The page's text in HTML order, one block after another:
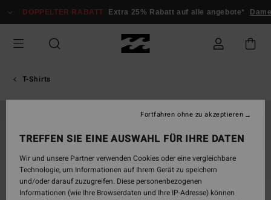
zur
springen
DOPPELTER RABATT Extra 25% Rabatt auf alle angebote* Damen
T-Shirts
TREFFEN SIE EINE AUSWAHL FÜR IHRE DATEN
Wir und unsere Partner verwenden Cookies oder eine vergleichbare
Technologie, um Informationen auf Ihrem Gerät zu speichern
und/oder darauf zuzugreifen. Diese personenbezogenen
Informationen (wie Ihre Browserdaten und Ihre IP-Adresse) können
Fortfahren ohne zu akzeptieren